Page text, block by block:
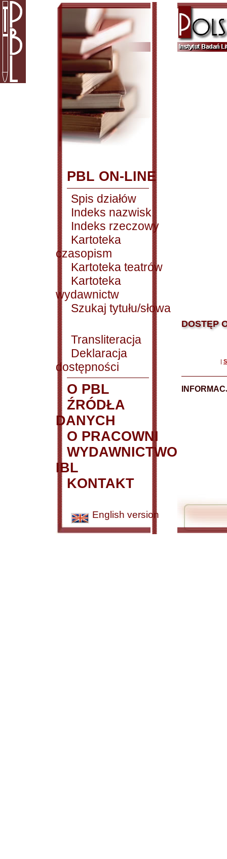
PBL ON-LINE
Spis działów
Indeks nazwisk
Indeks rzeczowy
Kartoteka
czasopism
Kartoteka teatrów
Kartoteka
wydawnictw
Szukaj tytułu/słowa
Transliteracja
Deklaracja
dostępności
O PBL
ŹRÓDŁA
DANYCH
O PRACOWNI
WYDAWNICTWO
IBL
KONTAKT
English version
DOSTĘP
|